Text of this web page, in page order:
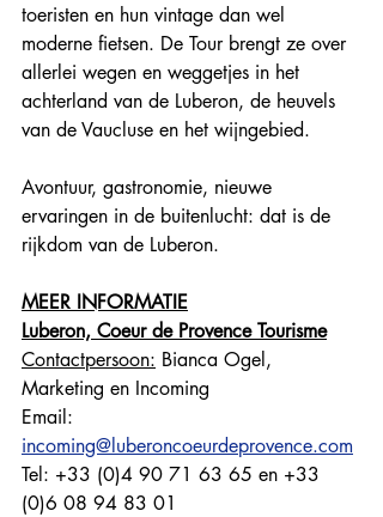
toeristen en hun vintage dan wel
moderne fietsen. De Tour brengt ze over
allerlei wegen en weggetjes in het
achterland van de Luberon, de heuvels
van de Vaucluse en het wijngebied.
Avontuur, gastronomie, nieuwe
ervaringen in de buitenlucht: dat is de
rijkdom van de Luberon.
MEER INFORMATIE
Luberon, Coeur de Provence Tourisme
Contactpersoon: Bianca Ogel,
Marketing en Incoming
Email:
incoming@luberoncoeurdeprovence.com
Tel: +33 (0)4 90 71 63 65 en +33
(0)6 08 94 83 01